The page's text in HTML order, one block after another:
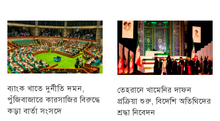
ব্যাংক খাতে দুর্নীতি দমন,
পুঁজিবাজারে কারসাজির বিরুদ্ধে
কড়া বার্তা সংসদে
তেহরানে খামেনির দাফন
প্রক্রিয়া শুরু, বিদেশি অতিথিদের
শ্রদ্ধা নিবেদন